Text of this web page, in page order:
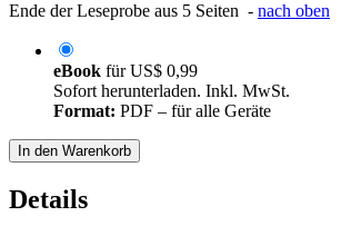
Ende der Leseprobe aus 5 Seiten - nach oben
eBook fürUS$ 0,99
Sofort herunterladen. Inkl. MwSt.
Format: PDF – für alle Geräte
In den Warenkorb
Details